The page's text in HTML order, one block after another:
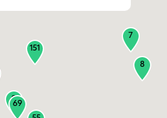
69
8
7
151
9